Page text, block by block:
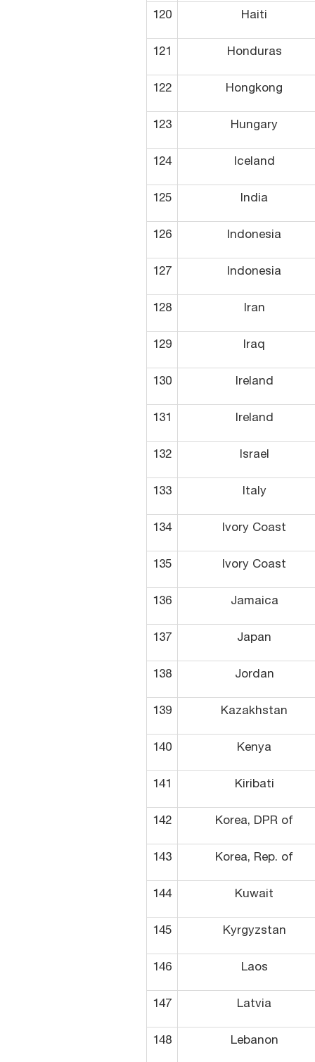
120 Haiti
121 Honduras
122 Hongkong
123 Hungary
124 Iceland
125 India
126 Indonesia
127 Indonesia
128 Iran
129 Iraq
130 Ireland
131 Ireland
132 Israel
133 Italy
134 Ivory Coast
135 Ivory Coast
136 Jamaica
137 Japan
138 Jordan
139 Kazakhstan
140 Kenya
141 Kiribati
142 Korea, DPR of
143 Korea, Rep. of
144 Kuwait
145 Kyrgyzstan
146 Laos
147 Latvia
148 Lebanon